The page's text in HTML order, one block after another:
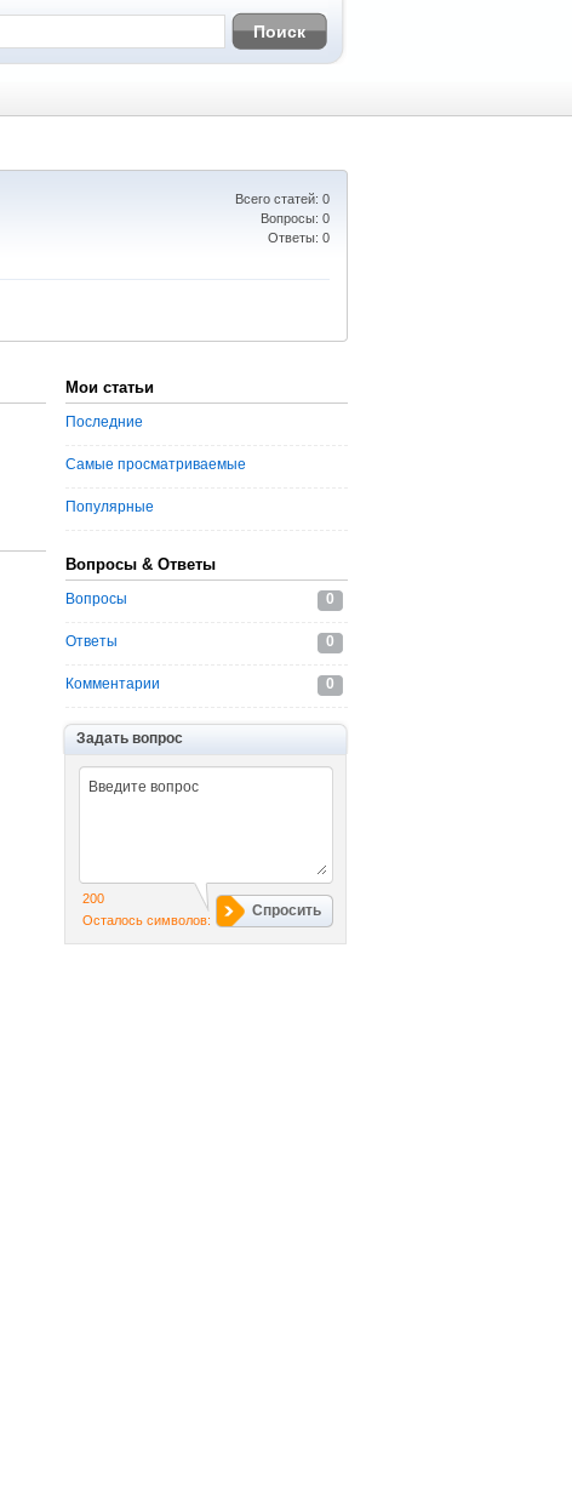
Всего статей: 0
Вопросы: 0
Ответы: 0
Мои статьи
Последние
Самые просматриваемые
Популярные
Вопросы & Ответы
Вопросы 0
Ответы 0
Комментарии 0
Задать вопрос
Спросить
200
Осталось символов: